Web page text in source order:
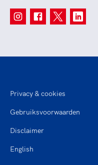
Privacy & cookies
Gebruiksvoorwaarden
Disclaimer
English